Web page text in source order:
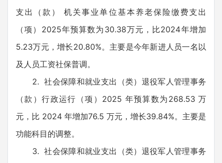
支出（款） 机关事业单位基本养老保险缴费支出
（项）2025年预算数为30.38万元，比2024年增加
5.23万元，增长20.80%。主要是今年新进人员一名以
及人员工资社保普调。
2. 社会保障和就业支出（类）退役军人管理事务
（款）行政运行（项）2025 年预算数为268.53 万
元，比 2024 年增加76.5 万元，增长39.84%。主要是
功能科目的调整。
3. 社会保障和就业支出（类）退役军人管理事务